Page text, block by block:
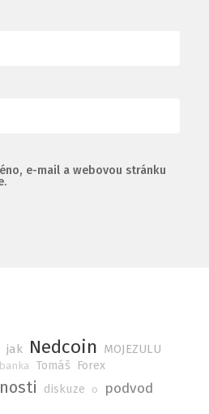
e-mail a webovou stránku
jak Nedcoin MOJEZULU
banka Tomáš Forex
diskuze o podvod